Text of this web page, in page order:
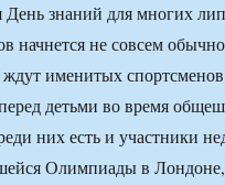
День знаний для многих
начнется не совсем
именитых
детьми во время
них есть и участники
Олимпиады в